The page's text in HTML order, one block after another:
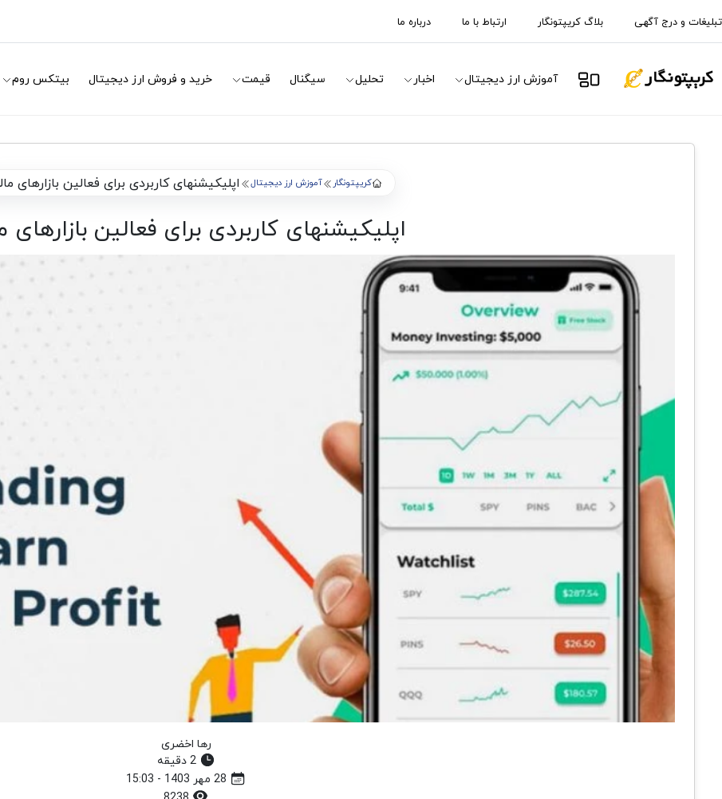
تبلیغات و درج آگهی بلاگ کریپتونگار ارتباط با ما درباره ما
آموزش ارز دیجیتال اخبار تحلیل سیگنال قیمت خرید و فروش ارز دیجیتال بیتکس روم
کریپتونگار آموزش ارز دیجیتال اپلیکیشنهای کاربردی برای فعالین بازارهای
اپلیکیشنهای کاربردی برای فعالین بازارهای
رها اخضری
2 دقیقه